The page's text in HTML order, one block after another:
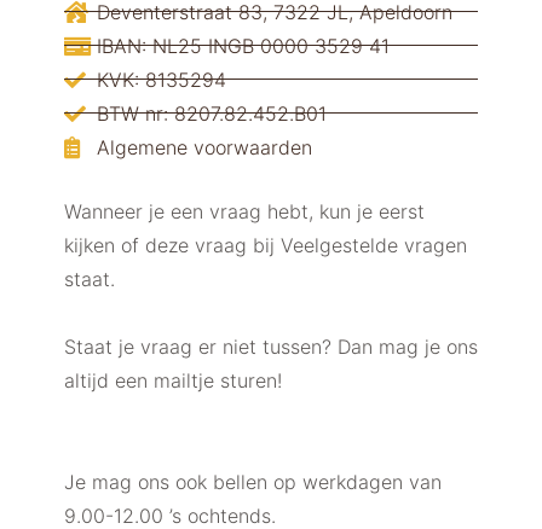
Deventerstraat 83, 7322 JL, Apeldoorn
IBAN: NL25 INGB 0000 3529 41
KVK: 8135294
BTW nr: 8207.82.452.B01
Algemene voorwaarden
Wanneer je een vraag hebt, kun je eerst
kijken of deze vraag bij Veelgestelde vragen
staat.
Staat je vraag er niet tussen? Dan mag je ons
altijd een mailtje sturen!
Je mag ons ook bellen op werkdagen van
9.00-12.00 ’s ochtends.